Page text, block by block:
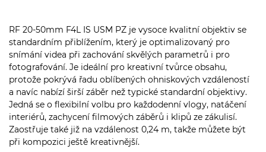
RF 20-50mm F4L IS USM PZ je vysoce kvalitní objektiv se
standardním přiblížením, který je optimalizovaný pro
snímání videa při zachování skvělých parametrů i pro
fotografování. Je ideální pro kreativní tvůrce obsahu,
protože pokrývá řadu oblíbených ohniskových vzdáleností
a navíc nabízí širší záběr než typické standardní objektivy.
Jedná se o flexibilní volbu pro každodenní vlogy, natáčení
interiérů, zachycení filmových záběrů i klipů ze zákulisí.
Zaostřuje také již na vzdálenost 0,24 m, takže můžete být
při kompozici ještě kreativnější.